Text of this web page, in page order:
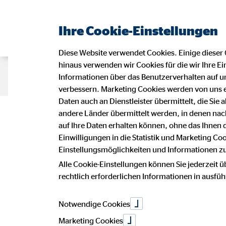
Beraterseite Karriere bei OVB
Dieser Internetauftritt ist ein
Rainer Hanisch
Bezirksdirektor für die OVB
16928 Pritzwalk
Ihre Cookie-Einstellungen
Diese Website verwendet Cookies. Einige
hinaus verwenden wir Cookies für die wir Ihre
Informationen über das Benutzerverhalten auf
verbessern. Marketing Cookies werden von
Daten auch an Dienstleister übermittelt, die Sie
andere Länder übermittelt werden, in denen
auf Ihre Daten erhalten können, ohne das
Einwilligungen in die Statistik und Marketing
Einstellungsmöglichkeiten und Informationen
Alle Cookie-Einstellungen können Sie jederzeit
rechtlich erforderlichen Informationen in
Notwendige Cookies
Marketing Cookies